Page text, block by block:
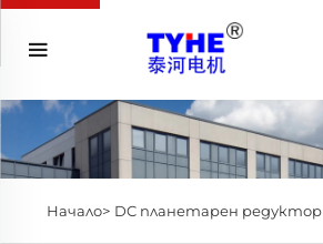
Начало> DC планетарен редуктор